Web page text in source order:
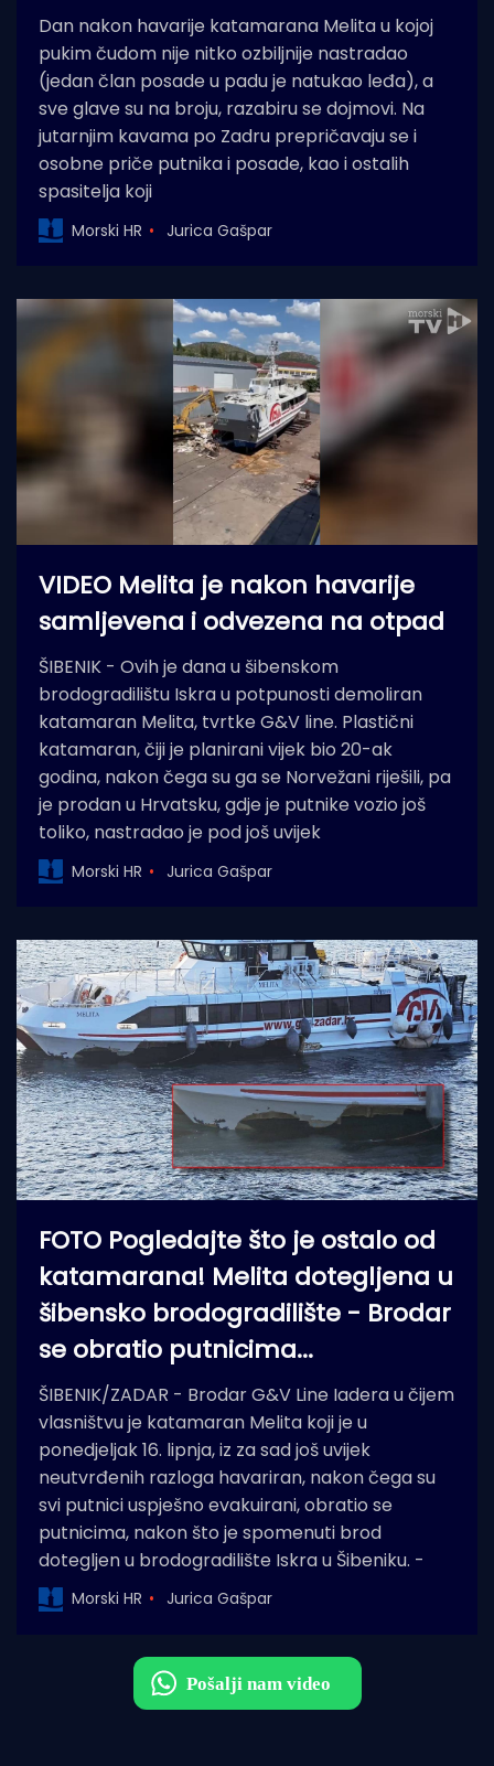
Dan nakon havarije katamarana Melita u kojoj
pukim čudom nije nitko ozbiljnije nastradao
(jedan član posade u padu je natukao leđa), a
sve glave su na broju, razabiru se dojmovi. Na
jutarnjim kavama po Zadru prepričavaju se i
osobne priče putnika i posade, kao i ostalih
spasitelja koji
Morski HR Jurica Gašpar
VIDEO Melita je nakon havarije
samljevena i odvezena na otpad
ŠIBENIK - Ovih je dana u šibenskom
brodogradilištu Iskra u potpunosti demoliran
katamaran Melita, tvrtke G&V line. Plastični
katamaran, čiji je planirani vijek bio 20-ak
godina, nakon čega su ga se Norvežani riješili, pa
je prodan u Hrvatsku, gdje je putnike vozio još
toliko, nastradao je pod još uvijek
Morski HR Jurica Gašpar
FOTO Pogledajte što je ostalo od
katamarana! Melita dotegljena u
šibensko brodogradilište - Brodar
se obratio putnicima...
ŠIBENIK/ZADAR - Brodar G&V Line Iadera u čijem
vlasništvu je katamaran Melita koji je u
ponedjeljak 16. lipnja, iz za sad još uvijek
neutvrđenih razloga havariran, nakon čega su
svi putnici uspješno evakuirani, obratio se
putnicima, nakon što je spomenuti brod
dotegljen u brodogradilište Iskra u Šibeniku. -
Morski HR Jurica Gašpar